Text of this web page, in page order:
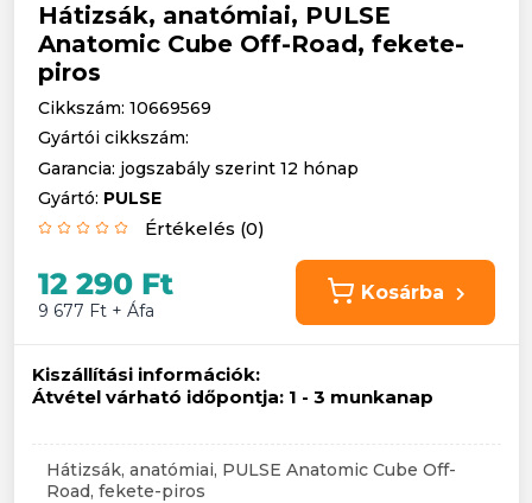
Hátizsák, anatómiai, PULSE
Anatomic Cube Off-Road, fekete-
piros
Cikkszám: 10669569
Gyártói cikkszám:
Garancia: jogszabály szerint 12 hónap
Gyártó: PULSE
Értékelés (0)
12 290 Ft
9 677 Ft + Áfa
Kosárba
Kiszállítási információk:
Átvétel várható időpontja: 1 - 3 munkanap
Hátizsák, anatómiai, PULSE Anatomic Cube Off-
Road, fekete-piros